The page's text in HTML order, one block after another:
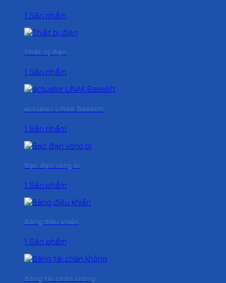
1 Sản phẩm
Thiết bị điện
1 Sản phẩm
actuator LINAK Baselift
1 Sản phẩm
Bạc đạn vòng bi
1 Sản phẩm
Bảng điều khiển
1 Sản phẩm
Băng tải chân không